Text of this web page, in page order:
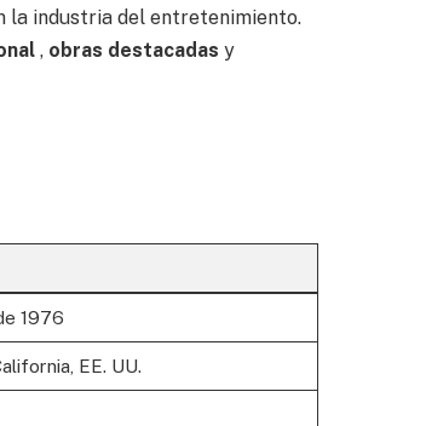
la industria del entretenimiento.
, obras destacadas y
1976
EE. UU.